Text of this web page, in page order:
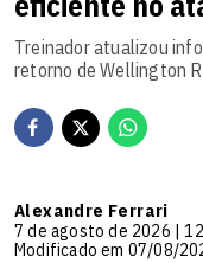
Treinador atualizou
retorno de Wellington
Alexandre Ferrari
7 de agosto de 2026 |
Modificado em 07/08/